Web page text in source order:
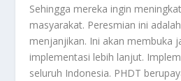
Sehingga mereka ingin
masyarakat. Peresmian ini
menjanjikan. Ini akan membuka
implementasi lebih lanjut.
seluruh Indonesia. PHDT